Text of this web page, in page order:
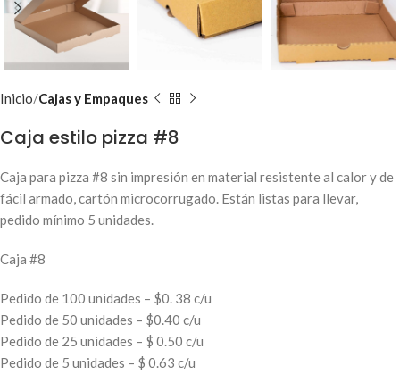
Inicio Cajas y Empaques
Caja estilo pizza #8
Caja para pizza #8 sin impresión en material resistente al calor y de
fácil armado, cartón microcorrugado. Están listas para llevar,
pedido mínimo 5 unidades.
Caja #8
Pedido de 100 unidades – $0. 38 c/u
Pedido de 50 unidades – $0.40 c/u
Pedido de 25 unidades – $ 0.50 c/u
Pedido de 5 unidades – $ 0.63 c/u